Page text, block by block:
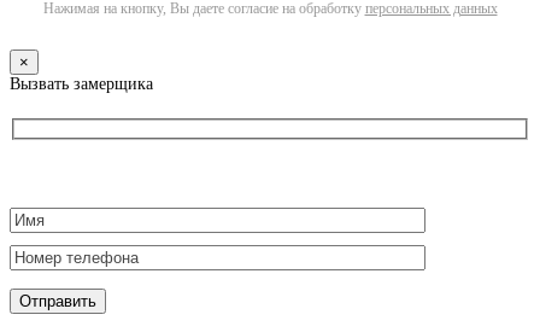
Нажимая на кнопку, Вы даете согласие на обработку персональных данных
×
Вызвать замерщика